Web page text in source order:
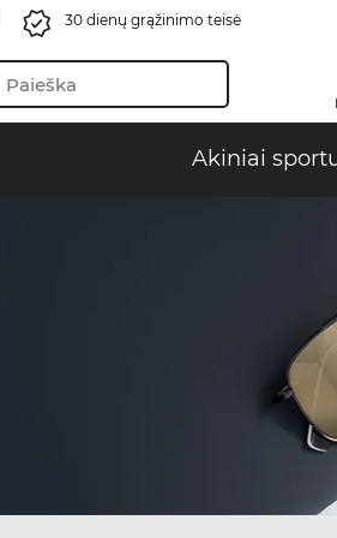
30 dienų grąžinimo teisė
Akiniai